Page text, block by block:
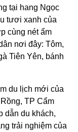
tại hang Ngọc
tươi xanh của
cùng nét ẩm
nơi đây: Tôm,
Tiên Yên, bánh
du lịch mới của
TP Cẩm
dẫn du khách,
trải nghiệm của